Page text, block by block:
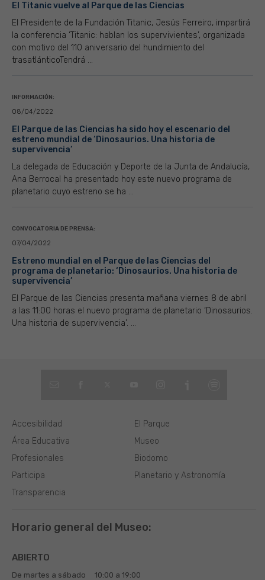
El Titanic vuelve al Parque de las Ciencias
El Presidente de la Fundación Titanic, Jesús Ferreiro, impartirá
la conferencia ‘Titanic: hablan los supervivientes’, organizada
con motivo del 110 aniversario del hundimiento del
trasatlánticoTendrá ...
INFORMACIÓN:
08/04/2022
El Parque de las Ciencias ha sido hoy el escenario del
estreno mundial de ‘Dinosaurios. Una historia de
supervivencia’
La delegada de Educación y Deporte de la Junta de Andalucía,
Ana Berrocal ha presentado hoy este nuevo programa de
planetario cuyo estreno se ha ...
CONVOCATORIA DE PRENSA:
07/04/2022
Estreno mundial en el Parque de las Ciencias del
programa de planetario: ‘Dinosaurios. Una historia de
supervivencia’
El Parque de las Ciencias presenta mañana viernes 8 de abril
a las 11:00 horas el nuevo programa de planetario ‘Dinosaurios.
Una historia de supervivencia’. ...
El Parque
Museo
Biodomo
Planetario y Astronomía
Área Educativa
Profesionales
Participa
Transparencia
Accesibilidad
Horario general del Museo:
ABIERTO
De martes a sábado 10:00 a 19:00